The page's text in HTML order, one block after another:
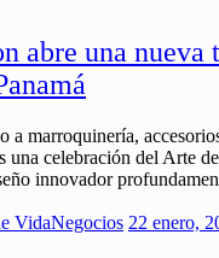
abre una nueva
a marroquinería,
una celebración del Arte
innovador
VidaNegocios 22 enero,